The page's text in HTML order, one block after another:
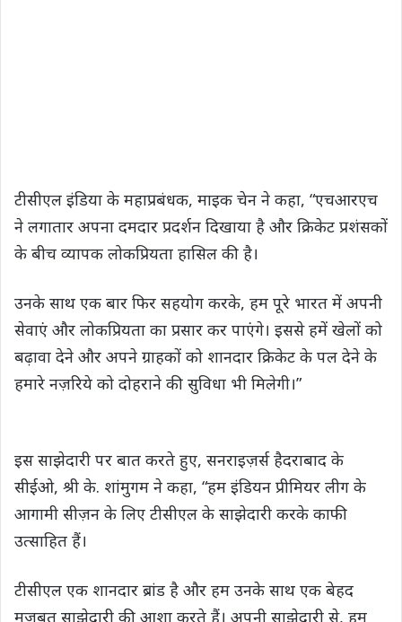
टीसीएल इंडिया के महाप्रबंधक, माइक चेन ने कहा, “एचआरएच
ने लगातार अपना दमदार प्रदर्शन दिखाया है और क्रिकेट प्रशंसकों
के बीच व्यापक लोकप्रियता हासिल की है।
उनके साथ एक बार फिर सहयोग करके, हम पूरे भारत में अपनी
सेवाएं और लोकप्रियता का प्रसार कर पाएंगे। इससे हमें खेलों को
बढ़ावा देने और अपने ग्राहकों को शानदार क्रिकेट के पल देने के
हमारे नज़रिये को दोहराने की सुविधा भी मिलेगी।”
इस साझेदारी पर बात करते हुए, सनराइज़र्स हैदराबाद के
सीईओ, श्री के. शांमुगम ने कहा, “हम इंडियन प्रीमियर लीग के
आगामी सीज़न के लिए टीसीएल के साझेदारी करके काफी
उत्साहित हैं।
टीसीएल एक शानदार ब्रांड है और हम उनके साथ एक बेहद
मज़बूत साझेदारी की आशा करते हैं। अपनी साझेदारी से, हम